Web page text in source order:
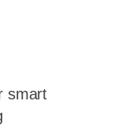
smart